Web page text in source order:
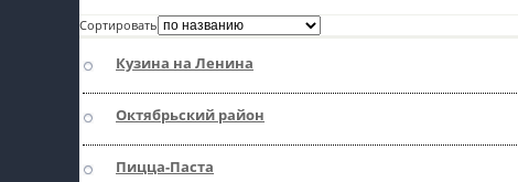
пїЅпїЅпїЅ
пїЅпїЅпїЅпїЅпїЅпїЅпїЅпїЅпїЅпїЅпїЅ
пїЅпїЅпїЅ
пїЅпїЅпїЅпїЅпїЅпїЅпїЅпїЅпїЅ
Сортировать
Кузина на Ленина
Октябрьский район
Пицца-Паста